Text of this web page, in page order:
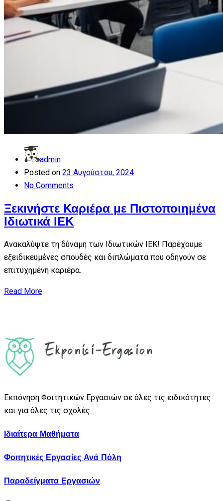
admin
Posted on 23 Αυγούστου, 2024
No Comments
Ξεκινήστε Καριέρα με Πιστοποιημένα
Ιδιωτικά ΙΕΚ
Ανακαλύψτε τη δύναμη των Ιδιωτικών ΙΕΚ! Παρέχουμε
εξειδικευμένες σπουδές και διπλώματα που οδηγούν σε
επιτυχημένη καριέρα.
Read More
Εκπόνηση Φοιτητικών Εργασιών σε όλες τις ειδικότητες
και για όλες τις σχολές
Ιδιαίτερα Μαθήματα
Φοιτητικές Εργασίες Ανά Πόλη
Παραδείγματα Εργασιών